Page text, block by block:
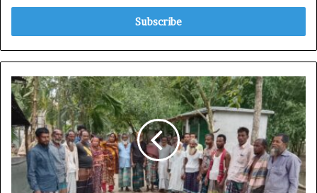
Email
গৌরীপুরে
বাকপ্রতিবন্ধীকে
ধর্ষণ:
মামলা
ঘিরে
ধোঁয়াশা,
গ্রামবাসী